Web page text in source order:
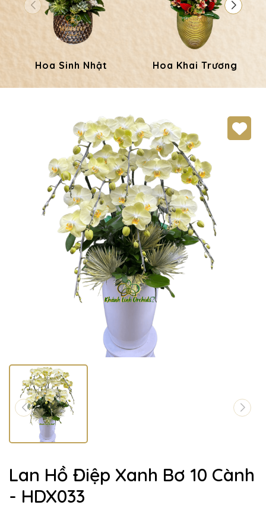
Hoa Sinh Nhật Hoa Khai Trương
Lan Hồ Điệp Xanh Bơ 10 Cành
- HDX033